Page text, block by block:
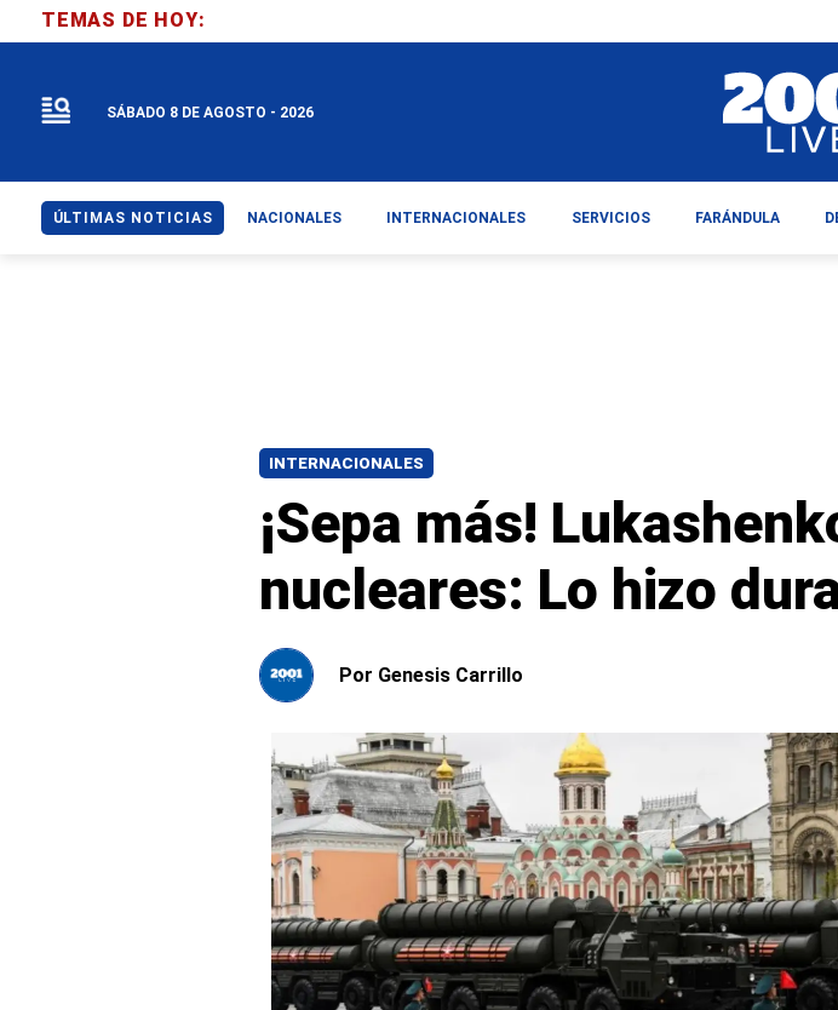
INTERNACIONALES
¡Sepa más!
nucleares: Lo hizo
Por Genesis Carrillo
TEMAS DE HOY:
SÁBADO 8 DE AGOSTO - 2026
ÚLTIMAS NOTICIAS NACIONALES INTERNACIONALES SERVICIOS FARÁNDULA